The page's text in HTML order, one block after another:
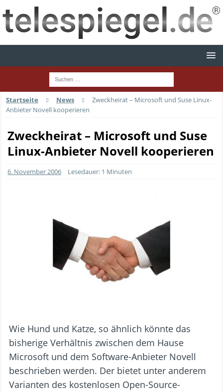
Startseite News
Zweckheirat – Microsoft und Suse Linux-
Anbieter Novell kooperieren
Zweckheirat – Microsoft und Suse
Linux-Anbieter Novell kooperieren
6. November 2006 Lesedauer: 1 Minuten
Wie Hund und Katze, so ähnlich könnte das
bisherige Verhältnis zwischen dem Hause
Microsoft und dem Software-Anbieter Novell
beschrieben werden. Der bietet unter anderem
Varianten des kostenlosen Open-Source-